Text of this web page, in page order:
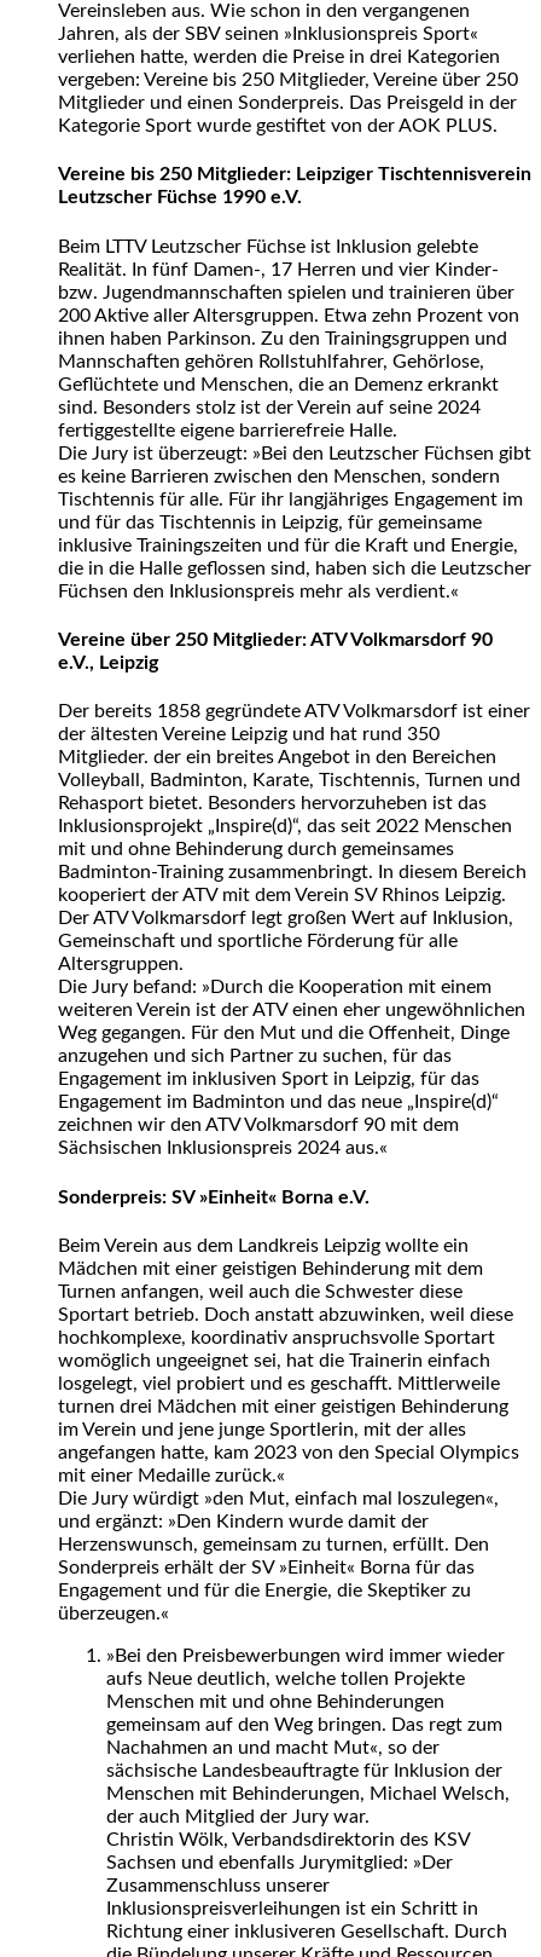
Vereinsleben aus. Wie schon in den vergangenen
Jahren, als der SBV seinen »Inklusionspreis Sport«
verliehen hatte, werden die Preise in drei Kategorien
vergeben: Vereine bis 250 Mitglieder, Vereine über 250
Mitglieder und einen Sonderpreis. Das Preisgeld in der
Kategorie Sport wurde gestiftet von der AOK PLUS.
Vereine bis 250 Mitglieder: Leipziger Tischtennisverein
Leutzscher Füchse 1990 e.V.
Beim LTTV Leutzscher Füchse ist Inklusion gelebte
Realität. In fünf Damen-, 17 Herren und vier Kinder-
bzw. Jugendmannschaften spielen und trainieren über
200 Aktive aller Altersgruppen. Etwa zehn Prozent von
ihnen haben Parkinson. Zu den Trainingsgruppen und
Mannschaften gehören Rollstuhlfahrer, Gehörlose,
Geflüchtete und Menschen, die an Demenz erkrankt
sind. Besonders stolz ist der Verein auf seine 2024
fertiggestellte eigene barrierefreie Halle.
Die Jury ist überzeugt: »Bei den Leutzscher Füchsen gibt
es keine Barrieren zwischen den Menschen, sondern
Tischtennis für alle. Für ihr langjähriges Engagement im
und für das Tischtennis in Leipzig, für gemeinsame
inklusive Trainingszeiten und für die Kraft und Energie,
die in die Halle geflossen sind, haben sich die Leutzscher
Füchsen den Inklusionspreis mehr als verdient.«
Vereine über 250 Mitglieder: ATV Volkmarsdorf 90
e.V., Leipzig
Der bereits 1858 gegründete ATV Volkmarsdorf ist einer
der ältesten Vereine Leipzig und hat rund 350
Mitglieder. der ein breites Angebot in den Bereichen
Volleyball, Badminton, Karate, Tischtennis, Turnen und
Rehasport bietet. Besonders hervorzuheben ist das
Inklusionsprojekt „Inspire(d)“, das seit 2022 Menschen
mit und ohne Behinderung durch gemeinsames
Badminton-Training zusammenbringt. In diesem Bereich
kooperiert der ATV mit dem Verein SV Rhinos Leipzig.
Der ATV Volkmarsdorf legt großen Wert auf Inklusion,
Gemeinschaft und sportliche Förderung für alle
Altersgruppen.
Die Jury befand: »Durch die Kooperation mit einem
weiteren Verein ist der ATV einen eher ungewöhnlichen
Weg gegangen. Für den Mut und die Offenheit, Dinge
anzugehen und sich Partner zu suchen, für das
Engagement im inklusiven Sport in Leipzig, für das
Engagement im Badminton und das neue „Inspire(d)“
zeichnen wir den ATV Volkmarsdorf 90 mit dem
Sächsischen Inklusionspreis 2024 aus.«
Sonderpreis: SV »Einheit« Borna e.V.
Beim Verein aus dem Landkreis Leipzig wollte ein
Mädchen mit einer geistigen Behinderung mit dem
Turnen anfangen, weil auch die Schwester diese
Sportart betrieb. Doch anstatt abzuwinken, weil diese
hochkomplexe, koordinativ anspruchsvolle Sportart
womöglich ungeeignet sei, hat die Trainerin einfach
losgelegt, viel probiert und es geschafft. Mittlerweile
turnen drei Mädchen mit einer geistigen Behinderung
im Verein und jene junge Sportlerin, mit der alles
angefangen hatte, kam 2023 von den Special Olympics
mit einer Medaille zurück.«
Die Jury würdigt »den Mut, einfach mal loszulegen«,
und ergänzt: »Den Kindern wurde damit der
Herzenswunsch, gemeinsam zu turnen, erfüllt. Den
Sonderpreis erhält der SV »Einheit« Borna für das
Engagement und für die Energie, die Skeptiker zu
überzeugen.«
»Bei den Preisbewerbungen wird immer wieder
aufs Neue deutlich, welche tollen Projekte
Menschen mit und ohne Behinderungen
gemeinsam auf den Weg bringen. Das regt zum
Nachahmen an und macht Mut«, so der
sächsische Landesbeauftragte für Inklusion der
Menschen mit Behinderungen, Michael Welsch,
der auch Mitglied der Jury war.
Christin Wölk, Verbandsdirektorin des KSV
Sachsen und ebenfalls Jurymitglied: »Der
Zusammenschluss unserer
Inklusionspreisverleihungen ist ein Schritt in
Richtung einer inklusiveren Gesellschaft. Durch